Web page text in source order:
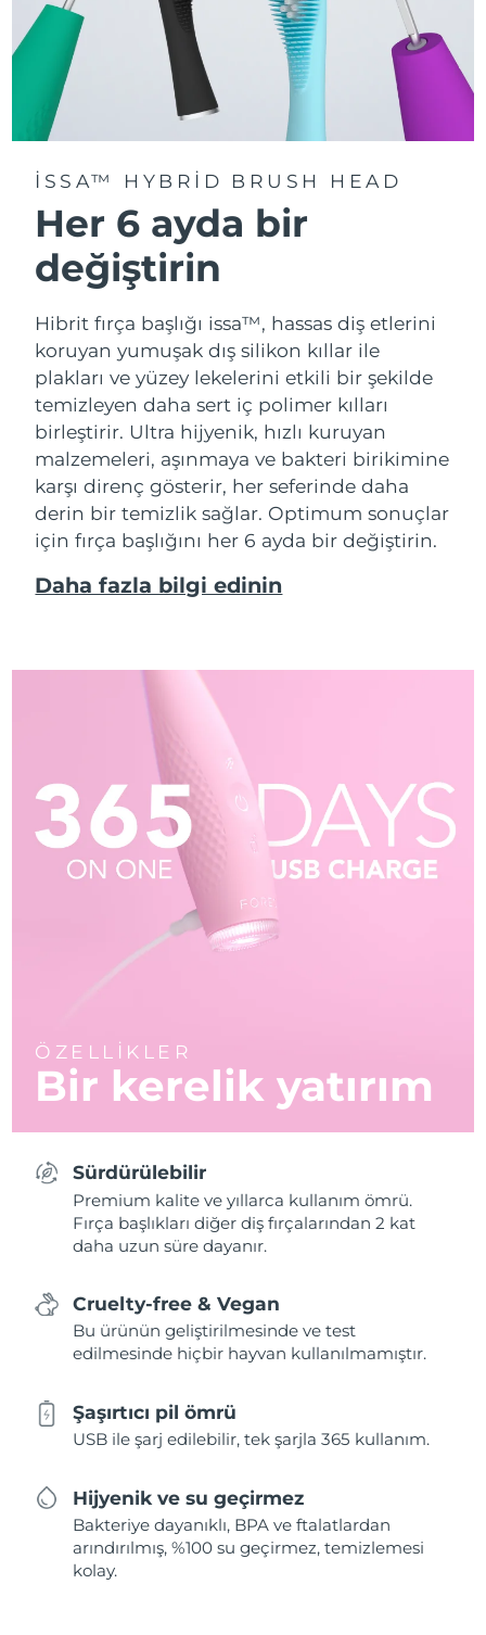
ISSA™ HYBRID BRUSH HEAD
Her 6 ayda bir
değiştirin
Hibrit fırça başlığı issa™, hassas diş etlerini
koruyan yumuşak dış silikon kıllar ile
plakları ve yüzey lekelerini etkili bir şekilde
temizleyen daha sert iç polimer kılları
birleştirir. Ultra hijyenik, hızlı kuruyan
malzemeleri, aşınmaya ve bakteri birikimine
karşı direnç gösterir, her seferinde daha
derin bir temizlik sağlar. Optimum sonuçlar
için fırça başlığını her 6 ayda bir değiştirin.
Daha fazla bilgi edinin
ÖZELLİKLER
Bir kerelik yatırım
Sürdürülebilir
Premium kalite ve yıllarca kullanım ömrü.
Fırça başlıkları diğer diş fırçalarından 2 kat
daha uzun süre dayanır.
Cruelty-free & Vegan
Bu ürünün geliştirilmesinde ve test
edilmesinde hiçbir hayvan kullanılmamıştır.
Şaşırtıcı pil ömrü
USB ile şarj edilebilir, tek şarjla 365 kullanım.
Hijyenik ve su geçirmez
Bakteriye dayanıklı, BPA ve ftalatlardan
arındırılmış, %100 su geçirmez, temizlemesi
kolay.